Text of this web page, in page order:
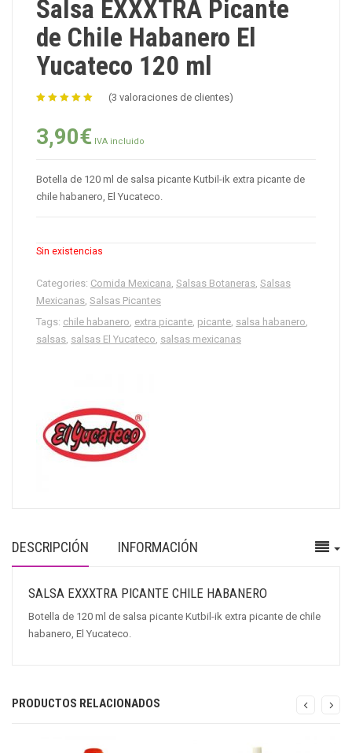
Salsa EXXXTRA Picante
de Chile Habanero El
Yucateco 120 ml
(3 valoraciones de clientes)
3,90€ IVA incluido
Botella de 120 ml de salsa picante Kutbil-ik extra picante de
chile habanero, El Yucateco.
Sin existencias
Categories: Comida Mexicana, Salsas Botaneras, Salsas
Mexicanas, Salsas Picantes
Tags: chile habanero, extra picante, picante, salsa habanero,
salsas, salsas El Yucateco, salsas mexicanas
DESCRIPCIÓN INFORMACIÓN
SALSA EXXXTRA PICANTE CHILE HABANERO
Botella de 120 ml de salsa picante Kutbil-ik extra picante de chile
habanero, El Yucateco.
PRODUCTOS RELACIONADOS